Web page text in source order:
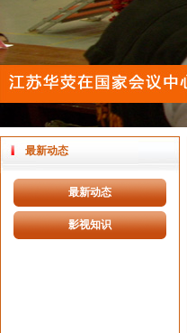
最新动态
最新动态
影视知识